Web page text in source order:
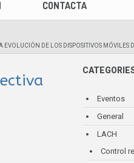
CONTACTA
EVOLUCIÓN DE LOS DISPOSITIVOS MÓVILES
Eventos
General
LACH
Control